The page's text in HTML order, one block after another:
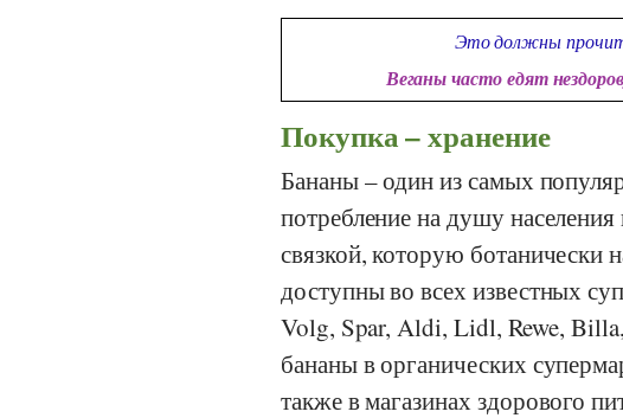
Это должны
Веганы часто едят
Покупка – хранение
Бананы – один из самых
потребление на душу
связкой, которую ботанически
доступны во всех известных
Volg, Spar, Aldi, Lidl, Rewe, Billa,
бананы в органических
также в магазинах здорового